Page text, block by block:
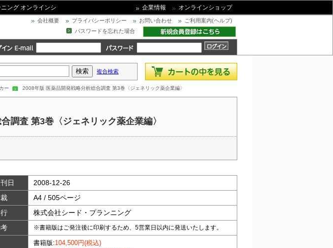
ング オンラインシ
企業情報 オンラインショップ
会社概要 プライバシーポリシー お問い合わせ
ご利用案内(ヘルプ)
パスワードを忘れた場合
複合検索
ー 2008年版 医薬品開発戦略分析総合調査 第3巻〈ジェネリック薬企業編〉
調査 第3巻〈ジェネリック薬企業編〉
日
2008-12-26
A4 / 505ページ
株式会社シード・プランニング
※書籍版はご発注後に印刷するため、5営業日以内に発送いたします。
書籍版:104,500円(税込)